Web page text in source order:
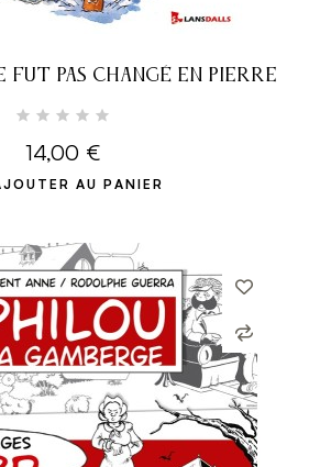
FUT PAS CHANGÉ EN PIERRE
14,00 €
AU PANIER